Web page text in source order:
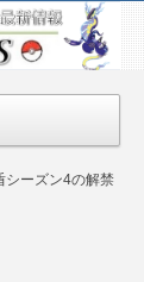
シーズン4の解禁